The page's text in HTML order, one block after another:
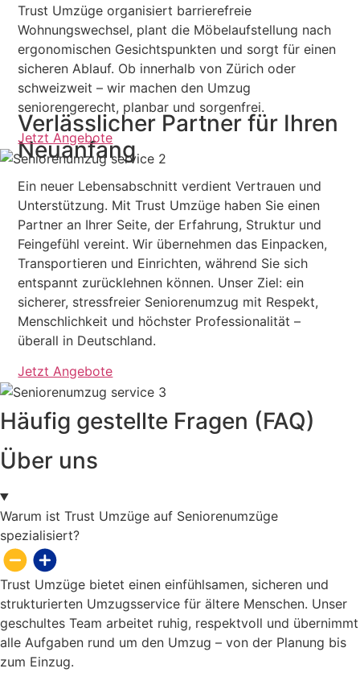
Trust Umzüge organisiert barrierefreie
Wohnungswechsel, plant die Möbelaufstellung nach
ergonomischen Gesichtspunkten und sorgt für einen
sicheren Ablauf. Ob innerhalb von Zürich oder
schweizweit – wir machen den Umzug
seniorengerecht, planbar und sorgenfrei.
Jetzt Angebote
Verlässlicher Partner für Ihren
Neuanfang
Ein neuer Lebensabschnitt verdient Vertrauen und
Unterstützung. Mit Trust Umzüge haben Sie einen
Partner an Ihrer Seite, der Erfahrung, Struktur und
Feingefühl vereint. Wir übernehmen das Einpacken,
Transportieren und Einrichten, während Sie sich
entspannt zurücklehnen können. Unser Ziel: ein
sicherer, stressfreier Seniorenumzug mit Respekt,
Menschlichkeit und höchster Professionalität –
überall in Deutschland.
Jetzt Angebote
Häufig gestellte Fragen (FAQ)
Über uns
Warum ist Trust Umzüge auf Seniorenumzüge
spezialisiert?
Trust Umzüge bietet einen einfühlsamen, sicheren und
strukturierten Umzugsservice für ältere Menschen. Unser
geschultes Team arbeitet ruhig, respektvoll und übernimmt
alle Aufgaben rund um den Umzug – von der Planung bis
zum Einzug.